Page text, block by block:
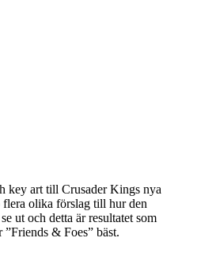
key art till Crusader Kings nya
olika förslag till hur den
ut och detta är resultatet som
& Foes” bäst.